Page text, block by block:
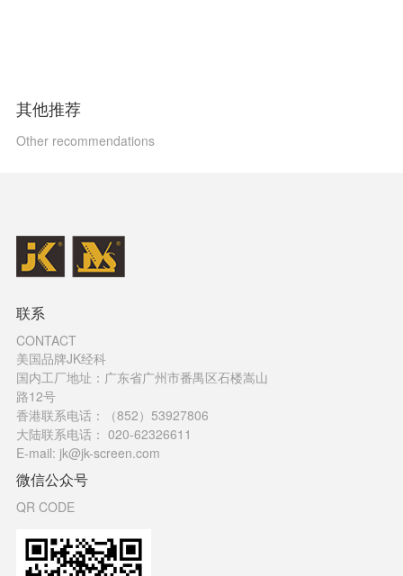
其他推荐
Other recommendations
联系
CONTACT
美国品牌JK经科
国内工厂地址：广东省广州市番禺区石楼嵩山
路12号
香港联系电话：（852）53927806
大陆联系电话： 020-62326611
E-mail: jk@jk-screen.com
微信公众号
QR CODE